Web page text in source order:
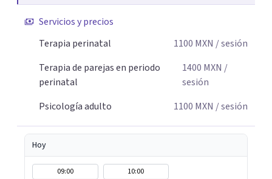
Servicios y precios
Terapia perinatal
1100 MXN / sesión
Terapia de parejas en periodo
perinatal
1400 MXN /
sesión
Psicología adulto
1100 MXN / sesión
Hoy
09:00 10:00